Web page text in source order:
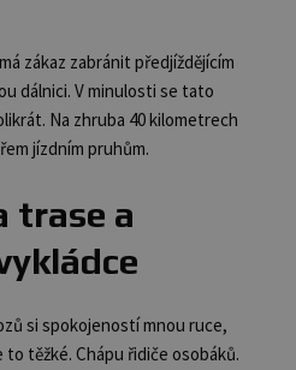
zákaz zabránit předjíždějícím
dálnici. V minulosti se tato
Na zhruba 40 kilometrech
jízdním pruhům.
trase a
si spokojeností mnou ruce,
to těžké. Chápu řidiče osobáků.